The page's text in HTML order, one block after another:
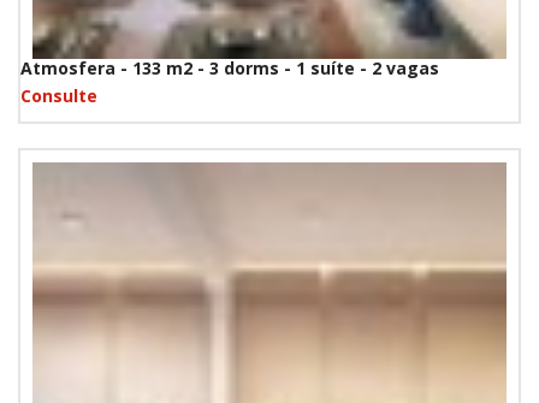
Atmosfera - 133 m2 - 3 dorms - 1 suíte - 2 vagas
Consulte